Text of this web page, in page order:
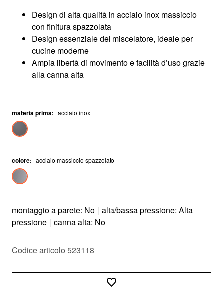
Design di alta qualità in acciaio inox massiccio
con finitura spazzolata
Design essenziale del miscelatore, ideale per
cucine moderne
Ampia libertà di movimento e facilità d’uso grazie
alla canna alta
materia prima: acciaio inox
colore: acciaio massiccio spazzolato
montaggio a parete: No | alta/bassa pressione: Alta
pressione | canna alta: No
Codice articolo 523118